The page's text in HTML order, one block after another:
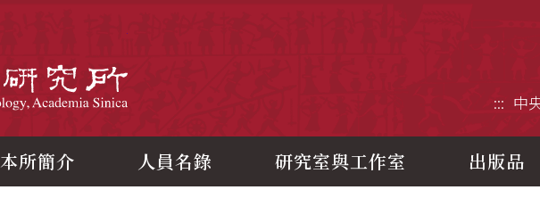
::: 中
本所簡介 人員名錄 研究室與工作室 出版品